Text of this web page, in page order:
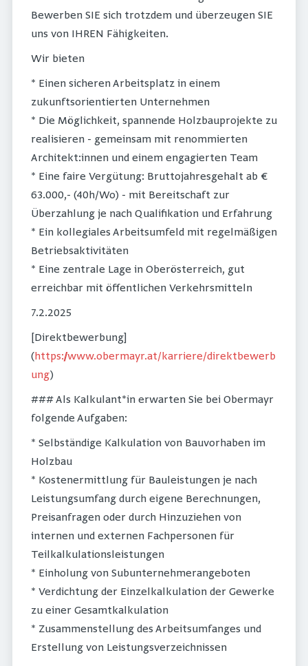
Bewerben SIE sich trotzdem und überzeugen SIE
uns von IHREN Fähigkeiten.
Wir bieten
* Einen sicheren Arbeitsplatz in einem
zukunftsorientierten Unternehmen
* Die Möglichkeit, spannende Holzbauprojekte zu
realisieren - gemeinsam mit renommierten
Architekt:innen und einem engagierten Team
* Eine faire Vergütung: Bruttojahresgehalt ab €
63.000,- (40h/Wo) - mit Bereitschaft zur
Überzahlung je nach Qualifikation und Erfahrung
* Ein kollegiales Arbeitsumfeld mit regelmäßigen
Betriebsaktivitäten
* Eine zentrale Lage in Oberösterreich, gut
erreichbar mit öffentlichen Verkehrsmitteln
7.2.2025
[Direktbewerbung]
(https://www.obermayr.at/karriere/direktbewerb
ung)
### Als Kalkulant*in erwarten Sie bei Obermayr
folgende Aufgaben:
* Selbständige Kalkulation von Bauvorhaben im
Holzbau
* Kostenermittlung für Bauleistungen je nach
Leistungsumfang durch eigene Berechnungen,
Preisanfragen oder durch Hinzuziehen von
internen und externen Fachpersonen für
Teilkalkulationsleistungen
* Einholung von Subunternehmerangeboten
* Verdichtung der Einzelkalkulation der Gewerke
zu einer Gesamtkalkulation
* Zusammenstellung des Arbeitsumfanges und
Erstellung von Leistungsverzeichnissen